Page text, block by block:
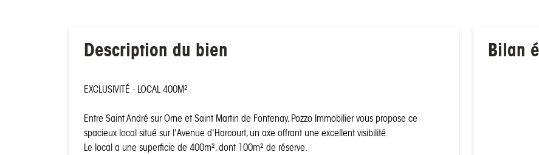
Description du bien
EXCLUSIVITÉ - LOCAL 400M²
Entre Saint André sur Orne et Saint Martin de Fontenay, Pozzo Immobilier vous propose ce
spacieux local situé sur l'Avenue d'Harcourt, un axe offrant une excellent visibilité.
Le local a une superficie de 400m², dont 100m² de réserve.
Bilan